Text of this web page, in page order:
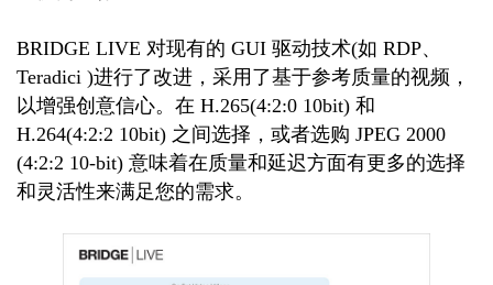
BRIDGE LIVE 对现有的 GUI 驱动技术(如 RDP、
Teradici )进行了改进，采用了基于参考质量的视频，
以增强创意信心。在 H.265(4:2:0 10bit) 和
H.264(4:2:2 10bit) 之间选择，或者选购 JPEG 2000
(4:2:2 10-bit) 意味着在质量和延迟方面有更多的选择
和灵活性来满足您的需求。